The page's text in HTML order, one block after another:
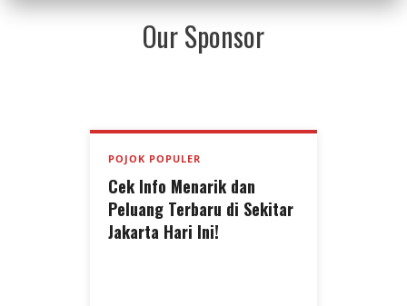
Our Sponsor
POJOK POPULER
Cek Info Menarik dan
Peluang Terbaru di Sekitar
Jakarta Hari Ini!